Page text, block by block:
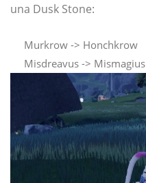
una Dusk Stone:
Murkrow -> Honchkrow
Misdreavus -> Mismagius